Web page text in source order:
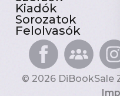
Kiadók
Sorozatok
Felolvasók
© 2026 DiBookSale